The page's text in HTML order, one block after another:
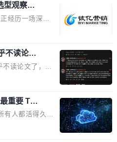
算力平台打
额定功率
与PCIe 5.1
高阶PC主机
凑机身 钛金雕1
率，同时实现
厘米，属于同
电源产品。小
型观察：
范式转移
经历一场深刻
构市场从2025
将突破120亿美
市场更是从20
的8763亿美
实——品牌对专
。 但市场扩容
变。2026年Top
”这个离消费
面的权重显著变
不读论文
读论文了，而
充斥着大量过
员 Keller Jorda
是在说风凉
但很少公开捅
句软化声明：
都在过度宣传
重要 Top
有人都活得久。
而是出自 Hieu
是谁？他是 xAI